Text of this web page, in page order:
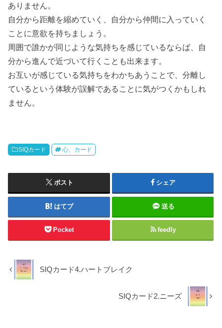
ありません。
自分から距離を縮めていく、自分から仲間に入っていく
ことに意欲を持ちましょう。
周囲で誰かが同じような気持ちを感じているならば、自
分から進んで近づいて行くことも出来ます。
お互いが感じている気持ちをわかちあうことで、分離し
ているという体験が誤解であることに気がつくかもしれ
ません。
SIQカード 心、カード
ポスト シェア
はてブ 送る
Pocket feedly
SIQカード4.ハートブレイク
SIQカード2.ニーズ